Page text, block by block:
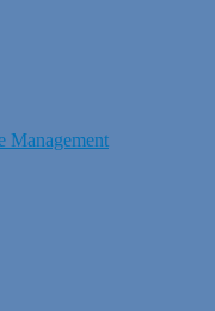
Management